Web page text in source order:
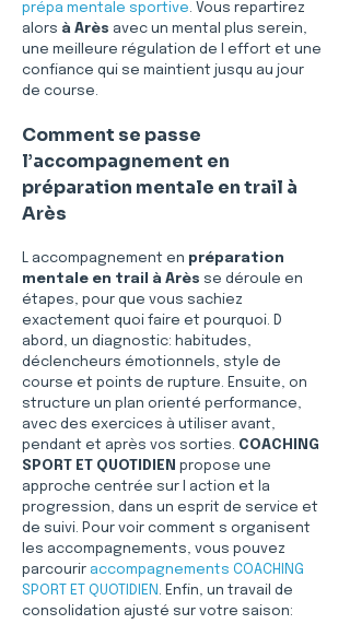
prépa mentale sportive. Vous repartirez
alors à Arès avec un mental plus serein,
une meilleure régulation de l effort et une
confiance qui se maintient jusqu au jour
de course.
Comment se passe
l’accompagnement en
préparation mentale en trail à
Arès
L accompagnement en préparation
mentale en trail à Arès se déroule en
étapes, pour que vous sachiez
exactement quoi faire et pourquoi. D
abord, un diagnostic: habitudes,
déclencheurs émotionnels, style de
course et points de rupture. Ensuite, on
structure un plan orienté performance,
avec des exercices à utiliser avant,
pendant et après vos sorties. COACHING
SPORT ET QUOTIDIEN propose une
approche centrée sur l action et la
progression, dans un esprit de service et
de suivi. Pour voir comment s organisent
les accompagnements, vous pouvez
parcourir accompagnements COACHING
SPORT ET QUOTIDIEN . Enfin, un travail de
consolidation ajusté sur votre saison: